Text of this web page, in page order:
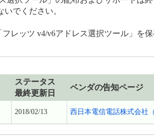
でください。
レッツ v4/v6アドレス選択ツール」を
ステータス
最終更新日
ベンダの告知ページ
2018/02/13 西日本電信電話株式会社